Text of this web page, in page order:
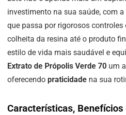
investimento na sua saúde, com
que passa por rigorosos controles
colheita da resina até o produto
estilo de vida mais saudável e
Extrato de Própolis Verde 70 um
oferecendo praticidade na sua
Características,